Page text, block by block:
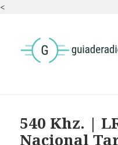
<
540 Khz. |
Nacional